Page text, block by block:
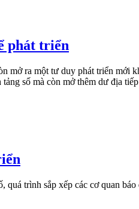
phát triển
ra một tư duy phát triển mới
số mà còn mở thêm dư địa
trình sắp xếp các cơ quan